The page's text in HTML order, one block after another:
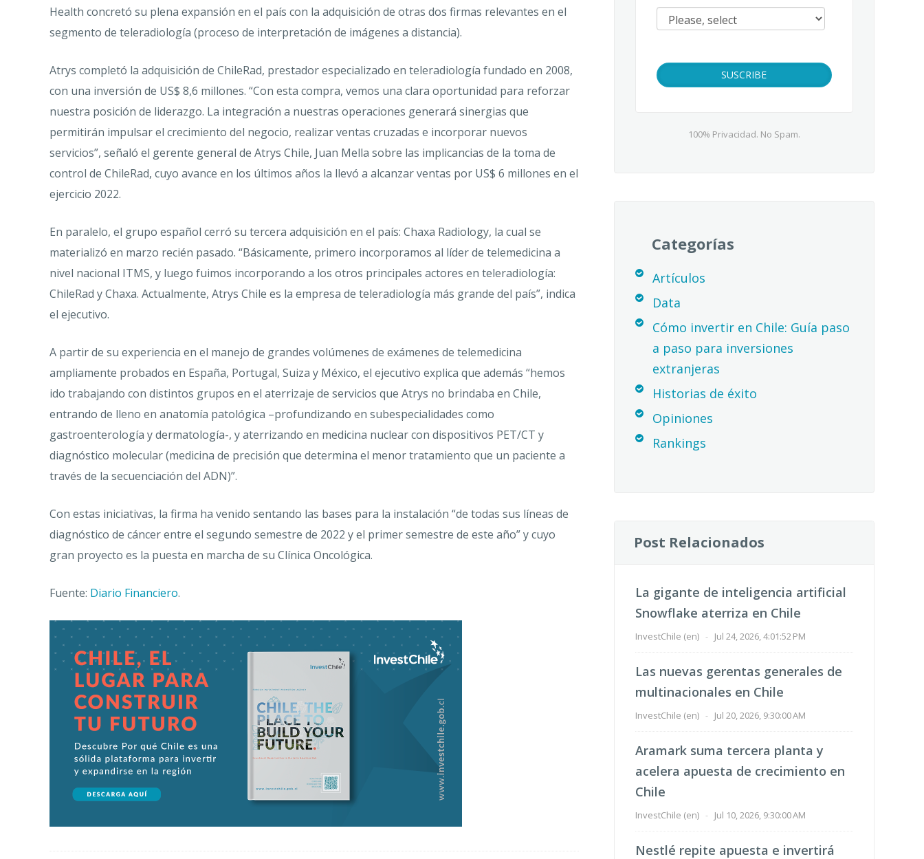
Health concretó su plena expansión en el país con la adquisición de otras dos firmas relevantes en el
segmento de teleradiología (proceso de interpretación de imágenes a distancia).
Atrys completó la adquisición de ChileRad, prestador especializado en teleradiología fundado en 2008,
con una inversión de US$ 8,6 millones. “Con esta compra, vemos una clara oportunidad para reforzar
nuestra posición de liderazgo. La integración a nuestras operaciones generará sinergias que
permitirán impulsar el crecimiento del negocio, realizar ventas cruzadas e incorporar nuevos
servicios”, señaló el gerente general de Atrys Chile, Juan Mella sobre las implicancias de la toma de
control de ChileRad, cuyo avance en los últimos años la llevó a alcanzar ventas por US$ 6 millones en el
ejercicio 2022.
En paralelo, el grupo español cerró su tercera adquisición en el país: Chaxa Radiology, la cual se
materializó en marzo recién pasado. “Básicamente, primero incorporamos al líder de telemedicina a
nivel nacional ITMS, y luego fuimos incorporando a los otros principales actores en teleradiología:
ChileRad y Chaxa. Actualmente, Atrys Chile es la empresa de teleradiología más grande del país”, indica
el ejecutivo.
A partir de su experiencia en el manejo de grandes volúmenes de exámenes de telemedicina
ampliamente probados en España, Portugal, Suiza y México, el ejecutivo explica que además “hemos
ido trabajando con distintos grupos en el aterrizaje de servicios que Atrys no brindaba en Chile,
entrando de lleno en anatomía patológica –profundizando en subespecialidades como
gastroenterología y dermatología-, y aterrizando en medicina nuclear con dispositivos PET/CT y
diagnóstico molecular (medicina de precisión que determina el menor tratamiento que un paciente a
través de la secuenciación del ADN)”.
Con estas iniciativas, la firma ha venido sentando las bases para la instalación “de todas sus líneas de
diagnóstico de cáncer entre el segundo semestre de 2022 y el primer semestre de este año” y cuyo
gran proyecto es la puesta en marcha de su Clínica Oncológica.
Fuente: Diario Financiero.
100% Privacidad. No Spam.
Categorías
Artículos
Data
Cómo invertir en Chile: Guía paso
a paso para inversiones
extranjeras
Historias de éxito
Opiniones
Rankings
Post Relacionados
La gigante de inteligencia artificial
Snowflake aterriza en Chile
InvestChile (en) - Jul 24, 2026, 4:01:52 PM
Las nuevas gerentas generales de
multinacionales en Chile
InvestChile (en) - Jul 20, 2026, 9:30:00 AM
Aramark suma tercera planta y
acelera apuesta de crecimiento en
Chile
InvestChile (en) - Jul 10, 2026, 9:30:00 AM
Nestlé repite apuesta e invertirá